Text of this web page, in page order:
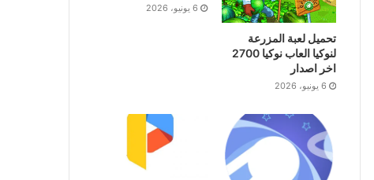
تحميل لعبة المزرعة
لنوكيا العاب نوكيا 2700
اخر اصدار
6 يونيو، 2026
6 يونيو، 2026